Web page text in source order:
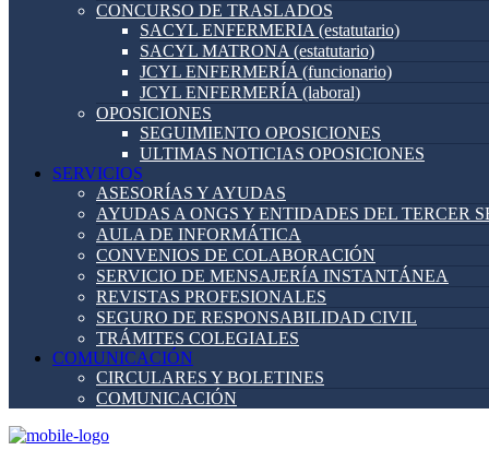
CONCURSO DE TRASLADOS
SACYL ENFERMERIA (estatutario)
SACYL MATRONA (estatutario)
JCYL ENFERMERÍA (funcionario)
JCYL ENFERMERÍA (laboral)
OPOSICIONES
SEGUIMIENTO OPOSICIONES
ULTIMAS NOTICIAS OPOSICIONES
SERVICIOS
ASESORÍAS Y AYUDAS
AYUDAS A ONGS Y ENTIDADES DEL TERCER
AULA DE INFORMÁTICA
CONVENIOS DE COLABORACIÓN
SERVICIO DE MENSAJERÍA INSTANTÁNEA
REVISTAS PROFESIONALES
SEGURO DE RESPONSABILIDAD CIVIL
TRÁMITES COLEGIALES
COMUNICACIÓN
CIRCULARES Y BOLETINES
COMUNICACIÓN